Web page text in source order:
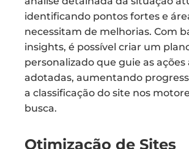
identificando pontos fortes e
necessitam de melhorias. Com
insights, é possível criar um
personalizado que guie as ações
adotadas, aumentando
a classificação do site nos
busca.
Otimização de Sites